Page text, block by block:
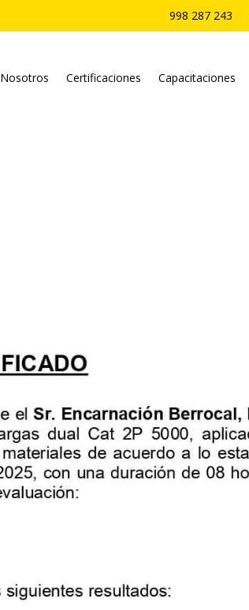
998 287 243
Nosotros Certificaciones Capacitaciones